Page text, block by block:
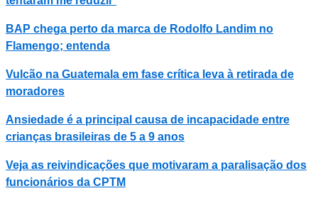
BAP chega perto da marca de Rodolfo Landim no
Flamengo; entenda
Vulcão na Guatemala em fase crítica leva à retirada de
moradores
Ansiedade é a principal causa de incapacidade entre
crianças brasileiras de 5 a 9 anos
Veja as reivindicações que motivaram a paralisação dos
funcionários da CPTM